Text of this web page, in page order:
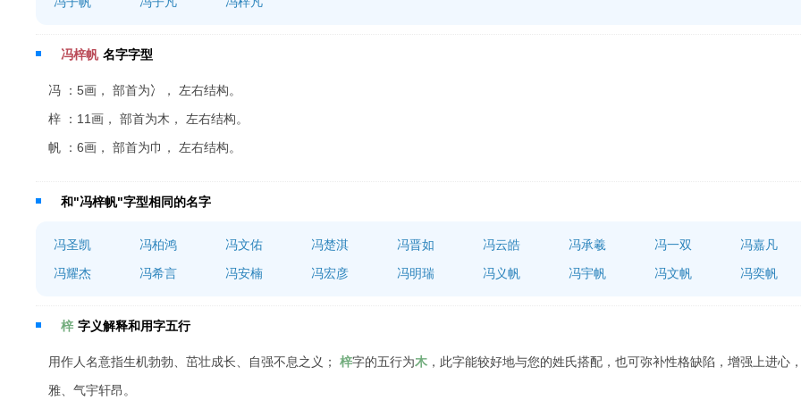
冯梓帆 名字字型
冯 ：5画， 部首为冫， 左右结构。
梓 ：11画， 部首为木， 左右结构。
帆 ：6画， 部首为巾， 左右结构。
和"冯梓帆"字型相同的名字
冯圣凯 冯柏鸿 冯文佑 冯楚淇 冯晋如 冯云皓 冯承羲 冯一双
冯嘉凡
冯耀杰
冯希言 冯安楠 冯宏彦 冯明瑞 冯义帆 冯宇帆 冯文帆 冯奕帆
梓 字义解释和用字五行
用作人名意指生机勃勃、茁壮成长、自强不息之义； 梓字的五行为木 ，此字能较好地与您的姓氏搭配，也可弥补性格缺陷，增强上进心
雅、气宇轩昂。